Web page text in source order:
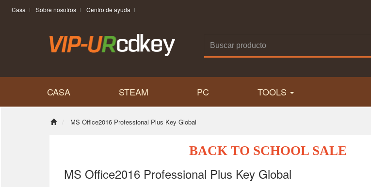
Casa Sobre nosotros Centro de ayuda
CASA STEAM PC TOOLS
MS Office2016 Professional Plus Key Global
BACK TO SCHOOL SALE
MS Office2016 Professional Plus Key Global